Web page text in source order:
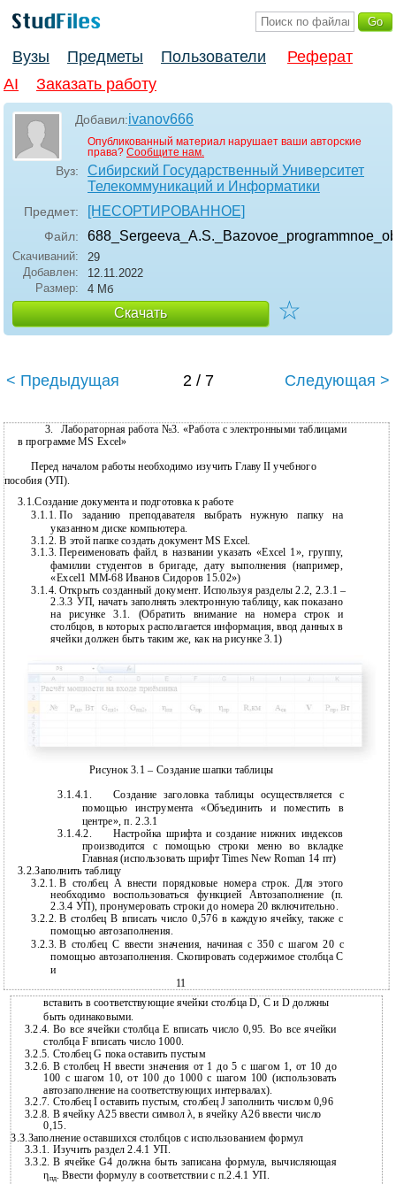
Вузы Предметы Пользователи
Реферат
AI
Заказать работу
Добавил:ivanov666
Опубликованный материал нарушает ваши авторские
права? Сообщите нам.
Вуз:
Сибирский Государственный Университет
Телекоммуникаций и Информатики
Предмет: [НЕСОРТИРОВАННОЕ]
Файл:
Скачиваний:
29
Добавлен:
12.11.2022
Размер:
4 Мб
Скачать ☆
< Предыдущая 2 / 7 Следующая >
3.
Лабораторная работа №3. «Работа с электронными таблицами
в программе MS Excel»
Перед началом работы необходимо изучить Главу II учебного
пособия (УП).
3.1.Создание документа и подготовка к работе
3.1.1. По заданию преподавателя выбрать нужную папку на
указанном диске компьютера.
3.1.2. В этой папке создать документ MS Excel.
3.1.3. Переименовать файл, в названии указать «Excel 1», группу,
фамилии студентов в бригаде, дату выполнения (например,
«Excel1 ММ-68 Иванов Сидоров 15.02»)
3.1.4. Открыть созданный документ. Используя разделы 2.2, 2.3.1 –
2.3.3 УП, начать заполнять электронную таблицу, как показано
на рисунке 3.1. (Обратить внимание на номера строк и
столбцов, в которых располагается информация, ввод данных в
ячейки должен быть таким же, как на рисунке 3.1)
Рисунок 3.1 – Создание шапки таблицы
3.1.4.1. Создание заголовка таблицы осуществляется с
помощью инструмента «Объединить и поместить в
центре», п. 2.3.1
3.1.4.2. Настройка шрифта и создание нижних индексов
производится с помощью строки меню во вкладке
Главная (использовать шрифт Times New Roman 14 пт)
3.2.Заполнить таблицу
3.2.1.
В столбец А внести порядковые номера строк. Для этого
необходимо воспользоваться функцией Автозаполнение (п.
2.3.4 УП), пронумеровать строки до номера 20 включительно.
3.2.2. В столбец В вписать число 0,576 в каждую ячейку, также с
помощью автозаполнения.
3.2.3. В столбец С ввести значения, начиная с 350 с шагом 20 с
помощью автозаполнения. Скопировать содержимое столбца С
и
11
вставить в соответствующие ячейки столбца D, С и D должны
быть одинаковыми.
3.2.4. Во все ячейки столбца Е вписать число 0,95. Во все ячейки
столбца F вписать число 1000.
3.2.5. Столбец G пока оставить пустым
3.2.6. В столбец H ввести значения от 1 до 5 с шагом 1, от 10 до
100 с шагом 10, от 100 до 1000 с шагом 100 (использовать
автозаполнение на соответствующих интервалах).
3.2.7. Столбец I оставить пустым, столбец J заполнить числом 0,96
3.2.8. В ячейку А25 ввести символ λ, в ячейку А26 ввести число
0,15.
3.3.Заполнение оставшихся столбцов с использованием формул
3.3.1. Изучить раздел 2.4.1 УП.
3.3.2. В ячейке G4 должна быть записана формула, вычисляющая
ηпд. Ввести формулу в соответствии с п.2.4.1 УП.